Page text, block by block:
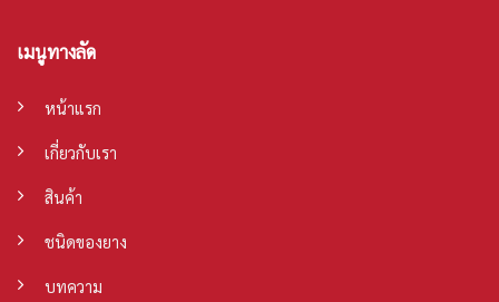
เมนูทางลัด
หน้าแรก
เกี่ยวกับเรา
สินค้า
ชนิดของยาง
บทความ